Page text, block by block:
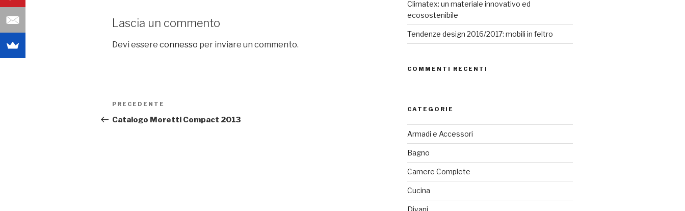
Lascia un commento
Devi essere connesso per inviare un commento.
Navigazione
articoli
Articolo
precedente:
PRECEDENTE
Catalogo Moretti Compact 2013
Climatex: un materiale innovativo ed
ecosostenibile
Tendenze design 2016/2017: mobili in feltro
COMMENTI RECENTI
CATEGORIE
Armadi e Accessori
Bagno
Camere Complete
Cucina